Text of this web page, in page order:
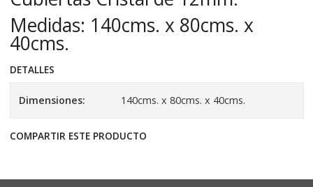
Medidas: 140cms. x 80cms. x
40cms.
DETALLES
Dimensiones: 140cms. x 80cms. x 40cms.
COMPARTIR ESTE PRODUCTO